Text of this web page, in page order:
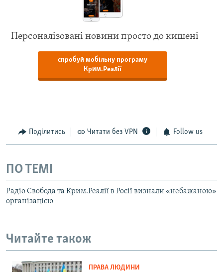
Персоналізовані новини просто до кишені
спробуй мобільну програму
Крим.Реалії
Поділитись Читати без VPN Follow us
ПО ТЕМІ
Радіо Свобода та Крим.Реалії в Росії визнали «небажаною»
організацією
Читайте також
ПРАВА ЛЮДИНИ